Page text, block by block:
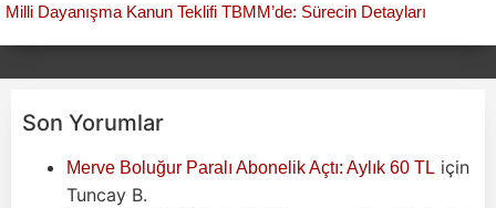
Milli Dayanışma Kanun Teklifi TBMM’de: Sürecin Detayları
Son Yorumlar
Merve Boluğur Paralı Abonelik Açtı: Aylık 60 TL için
Tuncay B.